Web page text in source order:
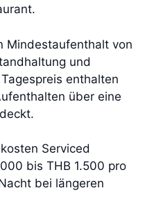
Mindestaufenthalt von
und
enthalten
über eine
Serviced
bis THB 1.500 pro
bei längeren